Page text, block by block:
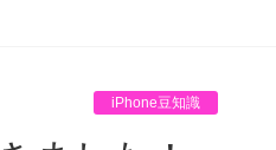
iPhone豆知識